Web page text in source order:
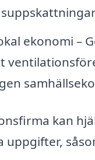
ekonomi –
kan
uppgifter,